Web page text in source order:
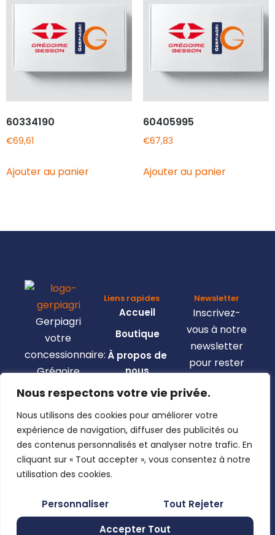
Nous respectons votre vie privée.
Nous utilisons des cookies pour améliorer votre
expérience de navigation, diffuser des publicités ou
des contenus personnalisés et analyser notre trafic. En
cliquant sur « Tout accepter », vous consentez à notre
utilisation des cookies.
Personnaliser
Tout Rejeter
Accepter Tout
60334190
€69,61
Ajouter au panier
60405995
€67,83
Ajouter au panier
Gerpiagri
votre
concessionnaire:
Grégoire
Besson,
Claas,
Josking,
Wacker
Neuson,
Clemens, …
Moncheret
Liens rapides
Accueil
Boutique
À propos de
nous
Nous
Mon compte
Pages légales
Mentions
confidentialité
Conditions
Newsletter
Inscrivez-
vous à notre
newsletter
pour rester
toutes les
nouveautés.
vous